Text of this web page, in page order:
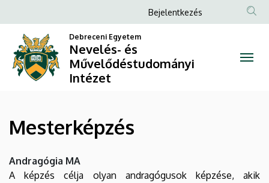
Nevelés-
Intézet
a
tartalomra
Anonim
menüje
Bejelentkezés
Debreceni Egyetem
Nevelés- és
Művelődéstudományi
Intézet
Mesterképzés
Andragógia MA
A képzés célja olyan andragógusok képzése, akik